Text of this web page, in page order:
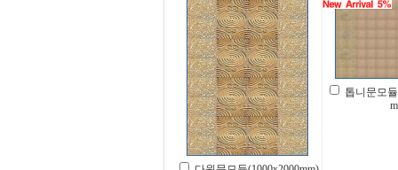
톱니문모